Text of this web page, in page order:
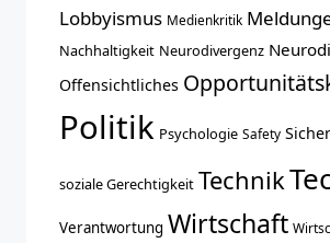
Lobbyismus Medienkritik
Nachhaltigkeit Neurodivergenz
Offensichtliches
Politik Psychologie Safety
soziale Gerechtigkeit Technik
Verantwortung Wirtschaft